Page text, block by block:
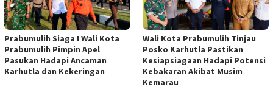
Prabumulih Siaga ! Wali Kota
Prabumulih Pimpin Apel
Pasukan Hadapi Ancaman
Karhutla dan Kekeringan
Wali Kota Prabumulih Tinjau
Posko Karhutla Pastikan
Kesiapsiagaan Hadapi Potensi
Kebakaran Akibat Musim
Kemarau